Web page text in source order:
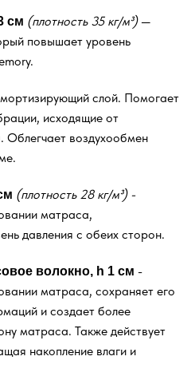
mdl
Ecolatex
5 см
10 лет
Подробнее
см (плотность 35 кг/м³)—
повышает уровень
слой. Помогает
исходящие от
Облегчает воздухообмен
(плотность 28 кг/м³) -
матраса,
давления с обеих сторон.
волокно, h 1 см -
матраса, сохраняет его
и создает более
матраса. Также действует
накопление влаги и